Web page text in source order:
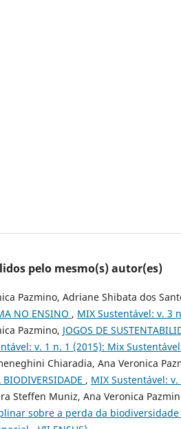
pelo mesmo(s) autor(es)
Pazmino, Adriane Shibata dos
NO ENSINO , MIX Sustentável: v. 3
Pazmino, JOGOS DE
v. 1 n. 1 (2015): Mix
Chiaradia, Ana Veronica
BIODIVERSIDADE , MIX Sustentável:
Steffen Muniz, Ana Veronica
sobre a perda da biodiversidade